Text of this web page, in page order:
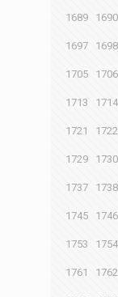
1689 1690
1697 1698
1705 1706
1713 1714
1721 1722
1729 1730
1737 1738
1745 1746
1753 1754
1761 1762